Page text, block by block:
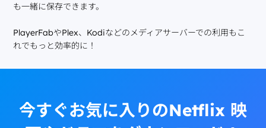
も一緒に保存できます。
PlayerFabやPlex、Kodiなどのメディアサーバーでの利用もこ
れでもっと効率的に！
今すぐお気に入りのNetflix 映